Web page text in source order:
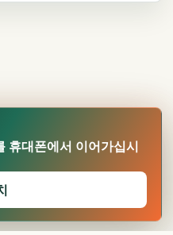
휴대폰에서 이어가십시